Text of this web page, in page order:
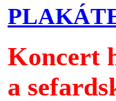
Koncert
a